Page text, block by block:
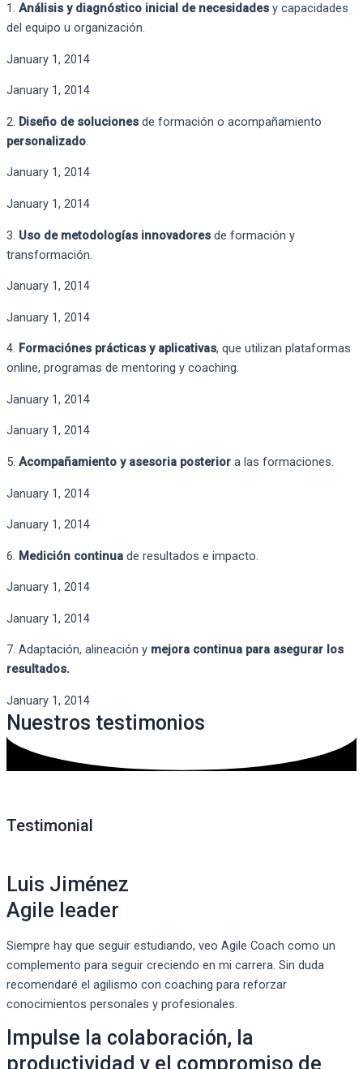
1. Análisis y diagnóstico inicial de necesidades y capacidades
del equipo u organización.
January 1, 2014
January 1, 2014
2. Diseño de soluciones de formación o acompañamiento
personalizado.
January 1, 2014
January 1, 2014
3. Uso de metodologías innovadores de formación y
transformación. ​
January 1, 2014
January 1, 2014
4. Formaciónes prácticas y aplicativas, que utilizan plataformas
online, programas de mentoring y coaching. ​
January 1, 2014
January 1, 2014
5. Acompañamiento y asesoria posterior a las formaciones.
January 1, 2014
January 1, 2014
6. Medición continua de resultados e impacto.
January 1, 2014
January 1, 2014
7. Adaptación, alineación y mejora continua para asegurar los
resultados.
January 1, 2014
Nuestros testimonios
Testimonial
Luis Jiménez
Agile leader
Siempre hay que seguir estudiando, veo Agile Coach como un
complemento para seguir creciendo en mi carrera. Sin duda
recomendaré el agilismo con coaching para reforzar
conocimientos personales y profesionales.
Impulse la colaboración, la
productividad y el compromiso de